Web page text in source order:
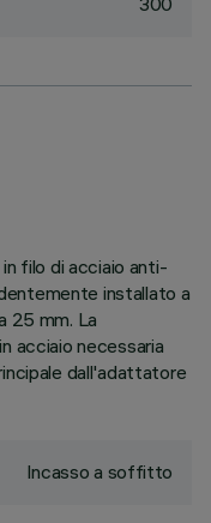
filo di acciaio anti-
installato a
25 mm. La
acciaio necessaria
dall'adattatore
Incasso a soffitto